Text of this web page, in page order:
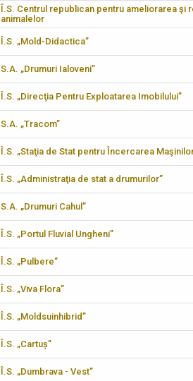
Î.S. Centrul republican pentru ameliorarea şi
animalelor
Î.S. „Mold-Didactica”
S.A. „Drumuri Ialoveni”
Î.S. „Direcţia Pentru Exploatarea Imobilului”
S.A. „Tracom”
Î.S. „Staţia de Stat pentru Încercarea
Î.S. „Administraţia de stat a drumurilor”
S.A. „Drumuri Cahul”
Î.S. „Portul Fluvial Ungheni”
Î.S. „Pulbere”
Î.S. „Viva Flora”
Î.S. „Moldsuinhibrid”
Î.S. „Cartuș”
Î.S. „Dumbrava - Vest”